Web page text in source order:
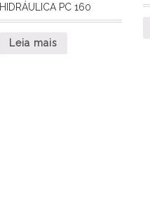
HIDRÁULICA PC 160
Leia mais